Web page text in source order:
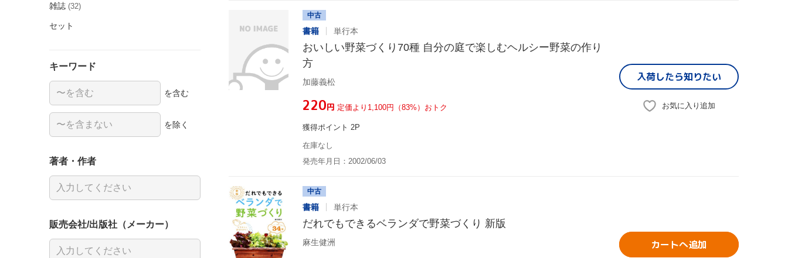
中古
書籍 単行本
おいしい野菜づくり70種 自分の庭で楽しむヘルシー野菜の作り
方
加藤義松
¥220円 定価より1,100円（83%）おトク
獲得ポイント 2P
在庫なし
発売年月日：2002/06/03
入荷したら知りたい
お気に入り追加
中古
書籍 単行本
だれでもできるベランダで野菜づくり 新版
麻生健洲 カートへ追加
雑誌 (32)
セット
キーワード
を含む
を除く
著者・作者
販売会社/出版社（メーカー）